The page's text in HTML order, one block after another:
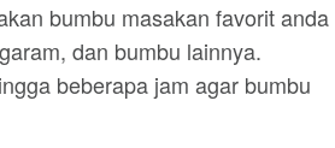
bumbu masakan favorit anda
dan bumbu lainnya.
beberapa jam agar bumbu